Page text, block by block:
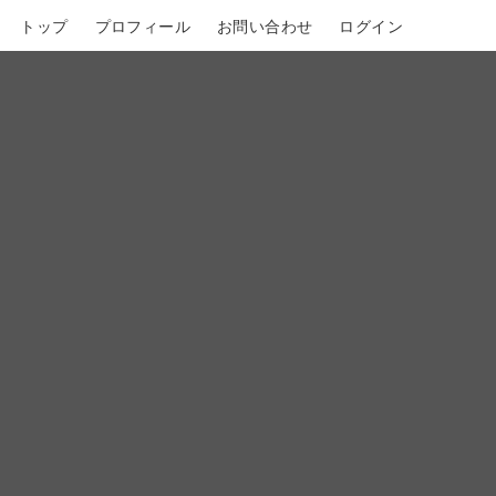
トップ プロフィール お問い合わせ ログイン